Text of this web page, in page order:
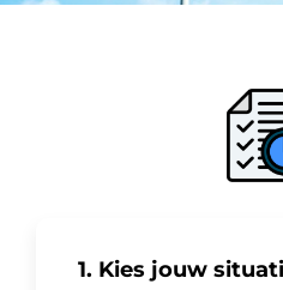
1. Kies jouw